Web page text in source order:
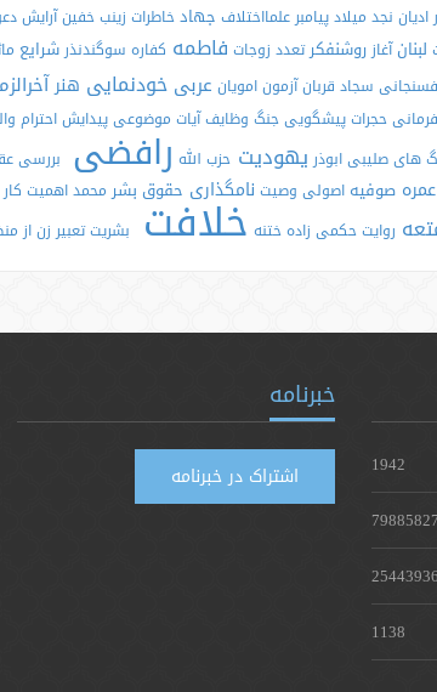
ادیان نجد میلاد پیامبر علمااختلاف جهادخاطرات زینبخفینآرایش
لبنانآغاز روشنفکرتعدد زوجات فاطمه کفاره سوگندنذر شرایع
سجاد قربانآزمونامویان عربی خودنمایی هنر
حجراتپیشگوییجنگ وظایفآیات موضوعیپیدایشاحترام
های صلیبیابوذر یهودیت حزب الله رافضی بررسی
عمره صوفیه اصولی وصیت نامگذاری حقوق بشر محمداهمیت کار
روایتحکمی زادهختنه خلافتبشریتتعبیر زن از
1942
79885827
25443936
1138
خبرنامه
اشتراک در خبرنامه